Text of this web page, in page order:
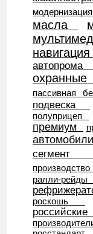
масла
навигация
пассивная
подвеска
полуприцеп
премиум
сегмент
производство
ралли-рейды
роскошь